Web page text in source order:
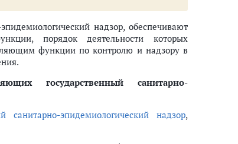
надзор, обеспечивают
порядок деятельности которых
функции по контролю и надзору в
государственный санитарно-
санитарно-эпидемиологический надзор,